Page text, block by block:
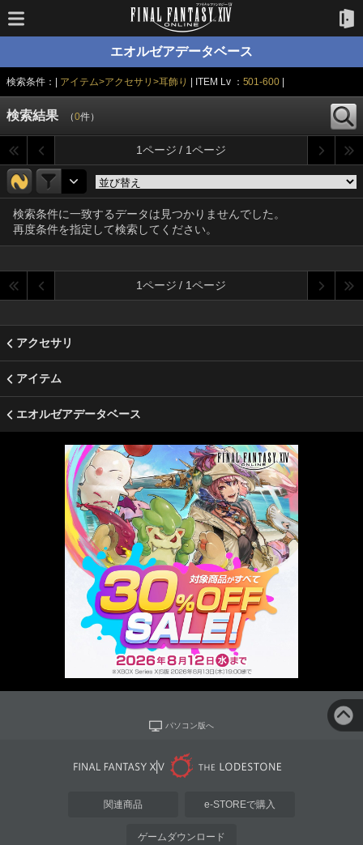
エオルゼアデータベース
検索条件：| アイテム>アクセサリ>耳飾り | ITEM Lv ： 501-600
検索結果 （0件）
1ページ / 1ページ
検索条件に一致するデータは見つかりませんでした。
再度条件を指定して検索してください。
1ページ / 1ページ
アクセサリ
アイテム
エオルゼアデータベース
パソコン版へ
関連商品 e-STOREで購入
ゲームダウンロード